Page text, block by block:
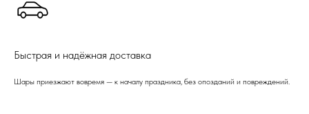
Быстрая и надёжная доставка
Шары приезжают вовремя — к началу праздника, без опозданий и повреждений.